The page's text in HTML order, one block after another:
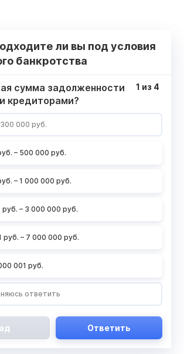
ли вы под условия
банкротства
сумма задолженности
кредиторами?
000 руб.
– 500 000 руб.
– 1 000 000 руб.
руб. – 3 000 000 руб.
руб. – 7 000 000 руб.
001 руб.
ответить
1 из 4
Ответить